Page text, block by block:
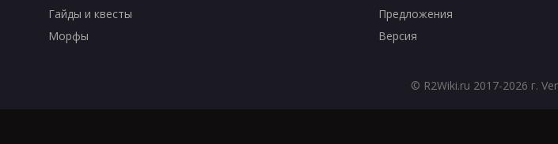
Гайды и квесты
Морфы
Предложения
Версия
© R2Wiki.ru 2017-2026 г.